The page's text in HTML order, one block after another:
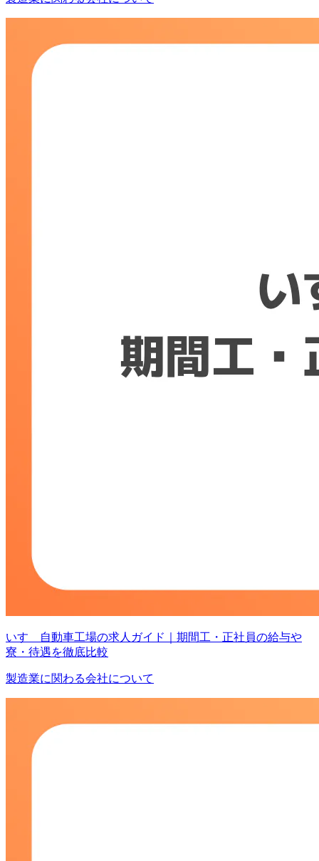
いすゞ自動車工場の求人ガイド｜期間工・正社員の給与や
寮・待遇を徹底比較
製造業に関わる会社について